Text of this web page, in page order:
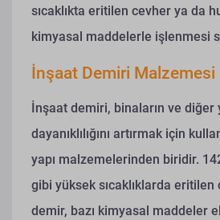
sıcaklıkta eritilen cevher ya da
kimyasal maddelerle işlenmesi
İnşaat Demiri Malzemesi
İnşaat demiri, binaların ve diğer
dayanıklılığını artırmak için
yapı malzemelerinden biridir.
gibi yüksek sıcaklıklarda
demir, bazı kimyasal maddeler